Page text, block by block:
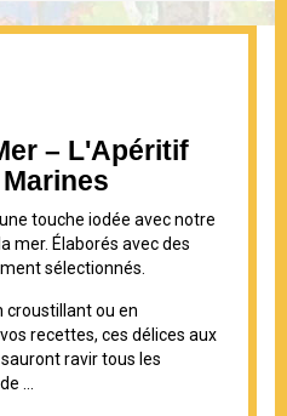
– L'Apéritif
touche iodée avec notre
mer. Élaborés avec des
sélectionnés.
croustillant ou en
recettes, ces délices aux
ravir tous les
...